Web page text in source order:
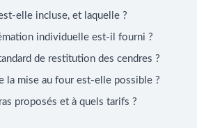
elle incluse, et laquelle ?
individuelle est-il fourni ?
de restitution des cendres ?
la mise au four est-elle possible ?
proposés et à quels tarifs ?